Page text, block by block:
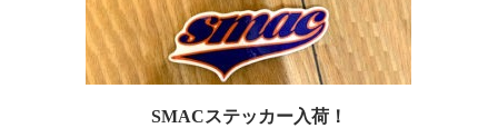
SMACステッカー入荷！